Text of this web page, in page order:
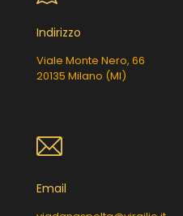
Indirizzo
Viale Monte Nero, 66
20135 Milano (MI)
Email